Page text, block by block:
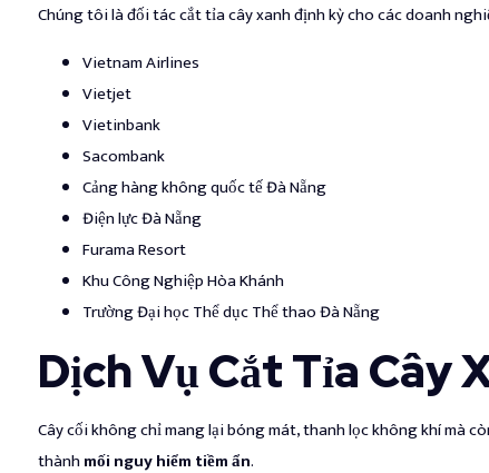
Chúng tôi là đối tác cắt tỉa cây xanh định kỳ cho các doanh
Vietnam Airlines
Vietjet
Vietinbank
Sacombank
Cảng hàng không quốc tế Đà Nẵng
Điện lực Đà Nẵng
Furama Resort
Khu Công Nghiệp Hòa Khánh
Trường Đại học Thể dục Thể thao Đà Nẵng
Dịch Vụ Cắt Tỉa Cây
Cây cối không chỉ mang lại bóng mát, thanh lọc không khí mà
thànhmối nguy hiểm tiềm ẩn.